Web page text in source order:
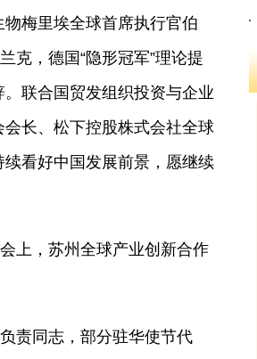
梅里埃全球首席执行官伯
克，德国“隐形冠军”理论提
。联合国贸发组织投资与企业
长、松下控股株式会社全球
看好中国发展前景，愿继续
上，苏州全球产业创新合作
责同志，部分驻华使节代
震撼
期忽视的历史重新带入全球视野。